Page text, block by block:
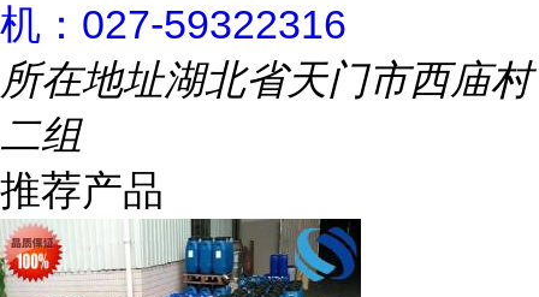
机：027-59322316
所在地址湖北省天门市西庙村
二组
推荐产品